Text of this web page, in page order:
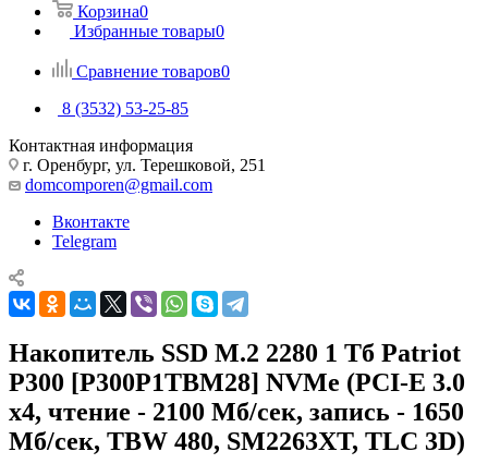
Корзина0
Избранные товары0
Сравнение товаров0
8 (3532) 53-25-85
Контактная информация
г. Оренбург, ул. Терешковой, 251
domcomporen@gmail.com
Вконтакте
Telegram
Накопитель SSD M.2 2280 1 Тб Patriot
P300 [P300P1TBM28] NVMe (PCI-E 3.0
x4, чтение - 2100 Мб/сек, запись - 1650
Мб/сек, TBW 480, SM2263XT, TLC 3D)